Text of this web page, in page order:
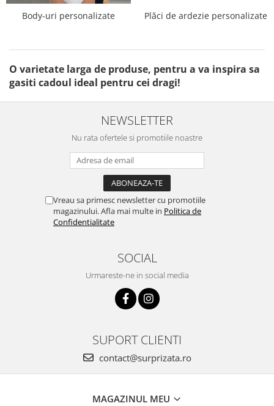
Body-uri personalizate Plăci de ardezie personalizate
O varietate larga de produse, pentru a va inspira sa
gasiti cadoul ideal pentru cei dragi!
NEWSLETTER
Nu rata ofertele si promotiile noastre
Vreau sa primesc newsletter cu promotiile
magazinului. Afla mai multe in Politica de
Confidentialitate
SOCIAL
Urmareste-ne in social media
SUPORT CLIENTI
contact@surprizata.ro
MAGAZINUL MEU